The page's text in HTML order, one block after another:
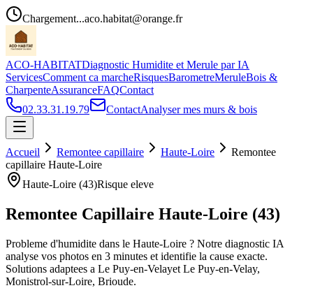
Chargement...aco.habitat@orange.fr
ACO-HABITATDiagnostic Humidite et Merule par IA
ServicesComment ca marcheRisquesBarometreMeruleBois &
CharpenteAssuranceFAQContact
02.33.31.19.79
ContactAnalyser mes murs & bois
Accueil Remontee capillaire Haute-Loire
Remontee
capillaire Haute-Loire
Haute-Loire (43)Risque eleve
Remontee Capillaire Haute-Loire (43)
Probleme d'humidite dans le Haute-Loire ? Notre diagnostic IA
analyse vos photos en 3 minutes et identifie la cause exacte.
Solutions adaptees a Le Puy-en-Velayet Le Puy-en-Velay,
Monistrol-sur-Loire, Brioude.